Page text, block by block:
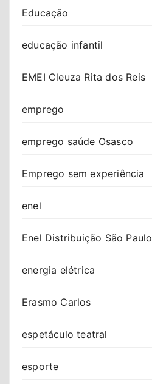
Educação
educação infantil
EMEI Cleuza Rita dos Reis
emprego
emprego saúde Osasco
Emprego sem experiência
enel
Enel Distribuição São Paulo
energia elétrica
Erasmo Carlos
espetáculo teatral
esporte